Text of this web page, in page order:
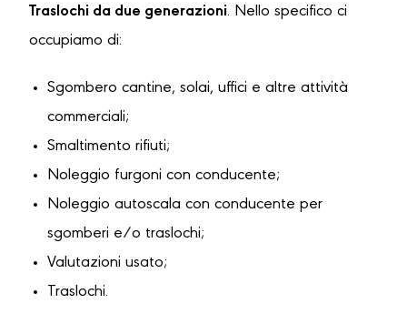
Traslochi da due generazioni. Nello specifico ci
occupiamo di:
Sgombero cantine, solai, uffici e altre attività
commerciali;
Smaltimento rifiuti;
Noleggio furgoni con conducente;
Noleggio autoscala con conducente per
sgomberi e/o traslochi;
Valutazioni usato;
Traslochi.